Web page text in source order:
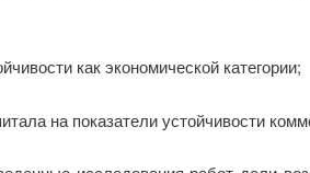
как экономической категории;
на показатели устойчивости